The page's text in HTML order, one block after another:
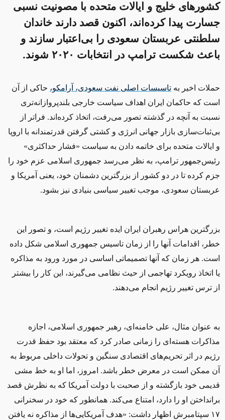
کشورهای خلیج و ایالات متحده با مصونیت نسبی
جسارت پیدا کرده‌اند، اکنون قصد دارند خاندان
سلطنتی عربستان سعودی را بی‌اعتبار سازند و
باعث شکست ترامپ در انتخابات ۲۰۲۰ شوند.
حملات اخیر به تاسیسات اصلی نفت سعودی، آرامکو، حاکی از آن
است که حاکمان ایران اهداف سیاست خارجی بلندپروازانه‌تری
نسبت به آنچه در گذشته تصور می‌رفت، اتخاذ کرده‌اند. فراتر از
بی‌ثبات‌سازی بازار جهانی انرژی و کشتی گرفتن قدرتمندانه با اروپا
و ایالات متحده برای خاتمه دادن به سیاست «فشار حداکثری»
رئیس‌جمهور ترامپ، به نظر می‌رسد جمهوری اسلامی عزم خود را
جزم کرده تا در دو کشور از بزرگترین دشمنان خود، یعنی آمریکا و
عربستان سعودی، موجب تغییر سیاسی بنیادی نیز بشود.
بزرگترین هراس رهبران ایران ایده تغییر رژیم است، و تصور این
خطر، اقدامات آنها را از زمان تاسیس جمهوری اسلامی شکل داده
است. هر زمان که آنها تصمیماتی اساسی در مورد ورود به مذاکره
یا اتخاذ رویکرد تهاجمی از حیث نظامی می‌گیرند، این کار را بیشتر
از ترس تغییر رژیم انجام می‌دهند.
به عنوان مثال، علی خامنه‌ای، رهبر جمهوری اسلامی، اجازه‌
مذاكرات هسته‌ای را زمانی صادر کرد که معتقد بود حفظ قدرت
رژیم در اثر تحریم‌های اقتصادی سنگین و تحولات داخلی مربوط به
آن ممكن است در معرض خطر باشد. امروز، اما او به خط مشی
قدیمی خود بازگشته و از صحبت با دولت آمریكا كه به نظرش قصد
برانداختن او را دارد، امتناع می‌کند. همانطور که خود در سخنرانی
۱۷ سپتامبرش اظهار داشت: «هدف آمریکایی‌ها از مذاکره نه یافتن